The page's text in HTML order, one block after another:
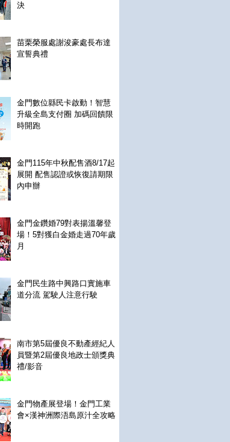
決
苗栗榮服處謝浚豪處長布達
宣誓典禮
金門數位縣民卡啟動！智慧
升級全島支付圈 加碼回饋限
時開跑
金門115年中秋配售酒8/17起
展開 配售認證或恢復請期限
內申辦
金門金鑽婚79對表揚溫馨登
場！5對獲白金婚走過70年歲
月
金門民生路中興路口實施車
道分流 駕駛人注意行駛
南市第5屆優良不動產經紀人
員暨第2屆優良地政士頒獎典
禮/影音
金門物產展登場！金門工業
會×漢神洲際浯島原汁全攻略